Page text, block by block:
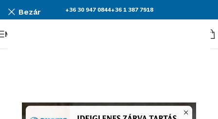
Bezár +36 30 947 0844+36 1 387 7918
Menü